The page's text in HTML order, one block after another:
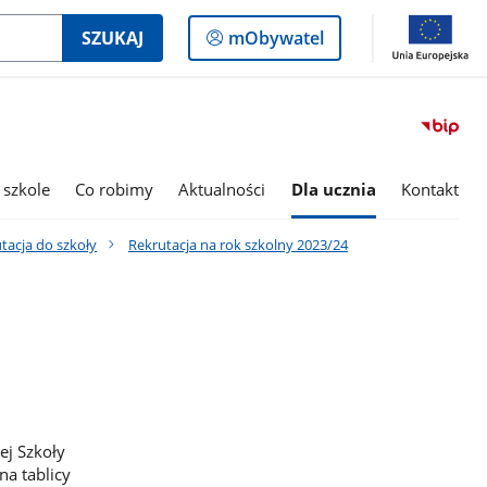
SZUKAJ
Logowanie
do
mObywatel
Co robimy Aktualności Dla ucznia Kontakt
do szkoły Rekrutacja na rok szkolny 2023/24
Szkoły
tablicy